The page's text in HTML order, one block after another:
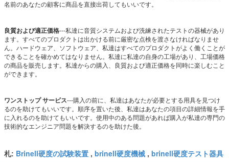
名前のあなたの顧客に商品を直接出荷してもいいです。
良質および適正価格---私達に音質システムおよび洗練されたテストの器械があり
ます。すべてのプロダクトは出かける前に厳密な点検を渡さなければなりませ
ん。ハードウェア、ソフトウェア、私達はすべてのプロダクトがよく働くことが
できることを確かめてはなりません。私達に私達の自身の工場があり、工場価格
の商品を販売します。私達からの購入、良質および適正価格を同時に楽しむこと
ができます。
ワンストップ サービス---購入の前に、私達はあなたが必要とする用具を見つけ
るのを助けてもいいです。順序を置いた後、私達はあなたの項目の詳細情報を手
に入れるのを助けてもいいです。使用中のある問題があれば購入が私達の専門の
技術的なエンジニア問題を解決するのを助けた後。
札: Brinell硬度の試験装置 , brinell硬度機械 , brinell硬度テスト器具